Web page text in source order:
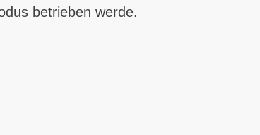
betrieben werde.